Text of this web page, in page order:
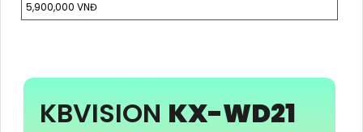
5,900,000 VNĐ
KBVISION KX-WD21